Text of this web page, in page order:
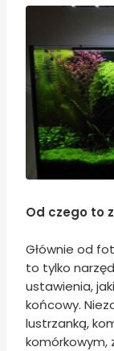
Od czego to
Głównie od
to tylko
ustawienia,
końcowy.
lustrzanką,